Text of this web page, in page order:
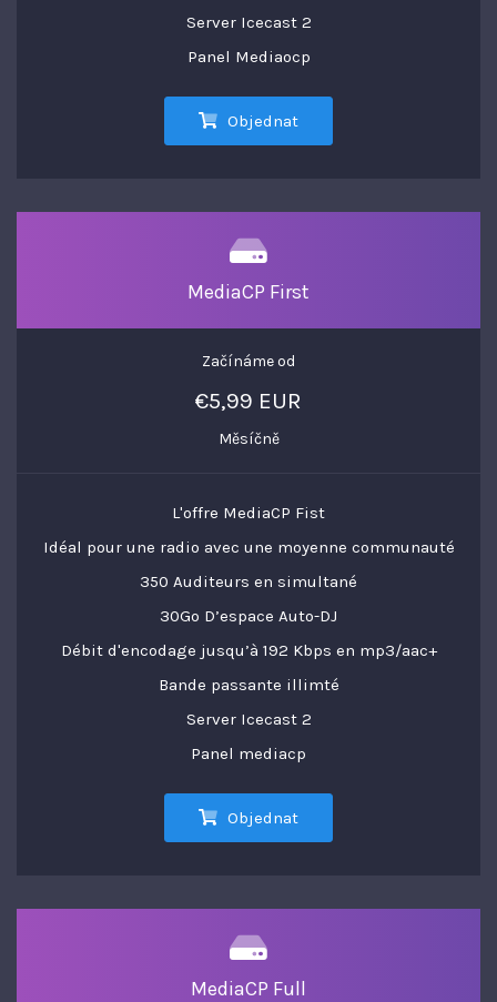
Server Icecast 2
Panel Mediaocp
Objednat
MediaCP First
Začínáme od
€5,99 EUR
Měsíčně
L'offre MediaCP Fist
Idéal pour une radio avec une moyenne communauté
350 Auditeurs en simultané
30Go D’espace Auto-DJ
Débit d'encodage jusqu’à 192 Kbps en mp3/aac+
Bande passante illimté
Server Icecast 2
Panel mediacp
Objednat
MediaCP Full